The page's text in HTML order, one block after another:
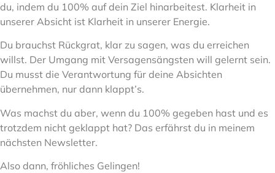
du, indem du 100% auf dein Ziel hinarbeitest. Klarheit in
unserer Absicht ist Klarheit in unserer Energie.
Du brauchst Rückgrat, klar zu sagen, was du erreichen
willst. Der Umgang mit Versagensängsten will gelernt sein.
Du musst die Verantwortung für deine Absichten
übernehmen, nur dann klappt’s.
Was machst du aber, wenn du 100% gegeben hast und es
trotzdem nicht geklappt hat? Das erfährst du in meinem
nächsten Newsletter.
Also dann, fröhliches Gelingen!